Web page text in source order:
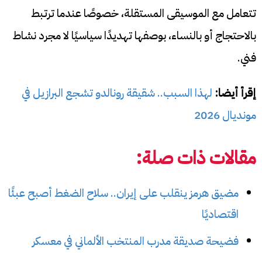
تتعامل مع الموسيقى المستقلة، خصوصًا عندما ترتبط
بالاحتجاج أو بالنساء، بوصفها تهديدًا سياسيًا لا مجرد نشاط
فني.
إقرأ أيضا: لهذا السبب.. شقيقة رونالدو تشجع البرازيل في
مونديال 2026
مقالات ذات صلة:
مضيق هرمز ينقلب على إيران.. سلاح الضغط أصبح عبئًا
اقتصاديًا
فضيحة صديقة مدرب المنتخب الألماني في معسكر